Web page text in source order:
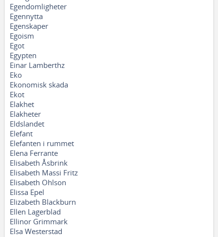
Egendomligheter
Egennytta
Egenskaper
Egoism
Egot
Egypten
Einar Lamberthz
Eko
Ekonomisk skada
Ekot
Elakhet
Elakheter
Eldslandet
Elefant
Elefanten i rummet
Elena Ferrante
Elisabeth Åsbrink
Elisabeth Massi Fritz
Elisabeth Ohlson
Elissa Epel
Elizabeth Blackburn
Ellen Lagerblad
Ellinor Grimmark
Elsa Westerstad